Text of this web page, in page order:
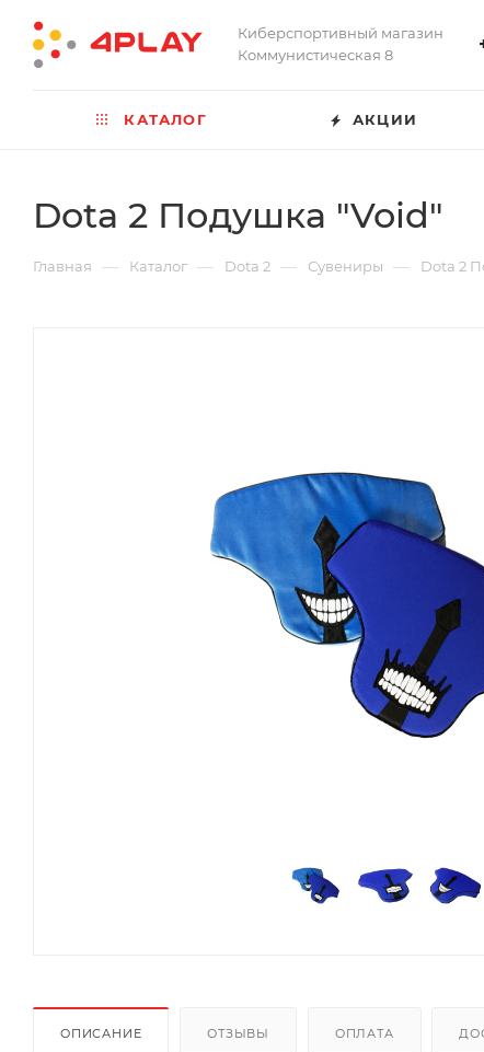
Киберспортивный магазин
Коммунистическая 8
КАТАЛОГ АКЦИИ
Dota 2 Подушка "Void"
Главная — Каталог — Dota 2 — Сувениры — Dota 2
ОПИСАНИЕ ОТЗЫВЫ ОПЛАТА